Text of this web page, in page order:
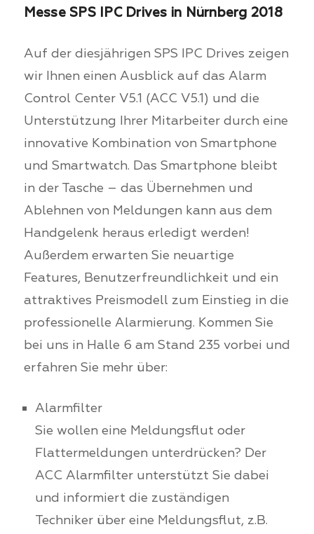
Messe SPS IPC Drives in Nürnberg 2018
Auf der diesjährigen SPS IPC Drives zeigen
wir Ihnen einen Ausblick auf das Alarm
Control Center V5.1 (ACC V5.1) und die
Unterstützung Ihrer Mitarbeiter durch eine
innovative Kombination von Smartphone
und Smartwatch. Das Smartphone bleibt
in der Tasche – das Übernehmen und
Ablehnen von Meldungen kann aus dem
Handgelenk heraus erledigt werden!
Außerdem erwarten Sie neuartige
Features, Benutzerfreundlichkeit und ein
attraktives Preismodell zum Einstieg in die
professionelle Alarmierung. Kommen Sie
bei uns in Halle 6 am Stand 235 vorbei und
erfahren Sie mehr über:
Alarmfilter
Sie wollen eine Meldungsflut oder
Flattermeldungen unterdrücken? Der
ACC Alarmfilter unterstützt Sie dabei
und informiert die zuständigen
Techniker über eine Meldungsflut, z.B.